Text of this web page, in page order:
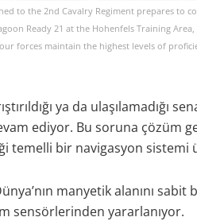
to the 2nd Cavalry Regiment prepares
Ready 21 at the Hohenfels Training
forces maintain the highest levels of
ya da
ediyor. Bu soruna çözüm
temelli bir navigasyon sistemi
manyetik alanını
sensörlerinden yararlanıyor.